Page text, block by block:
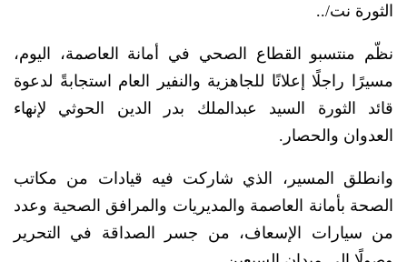
الثورة نت/..
نظّم منتسبو القطاع الصحي في أمانة العاصمة، اليوم،
مسيرًا راجلًا إعلانًا للجاهزية والنفير العام استجابةً لدعوة
قائد الثورة السيد عبدالملك بدر الدين الحوثي لإنهاء
العدوان والحصار.
وانطلق المسير، الذي شاركت فيه قيادات من مكاتب
الصحة بأمانة العاصمة والمديريات والمرافق الصحية وعدد
من سيارات الإسعاف، من جسر الصداقة في التحرير